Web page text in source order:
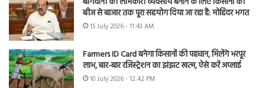
बीज से बाजार तक पूरा सहयोग दिया जा रहा है: मोहिंदर भगत
15 July 2026 - 11:43 AM
Farmers ID Card बनेगा किसानों की पहचान, मिलेंगे भरपूर
लाभ, बार-बार रजिस्ट्रेशन का झंझट खत्म, ऐसे करें अप्लाई
10 July 2026 - 12:42 PM